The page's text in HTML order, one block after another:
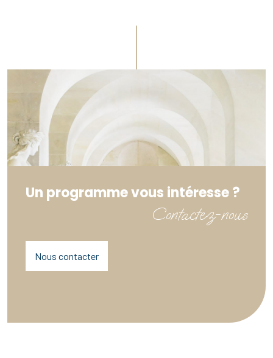
Un programme vous intéresse ?
Contactez-nous
Nous contacter